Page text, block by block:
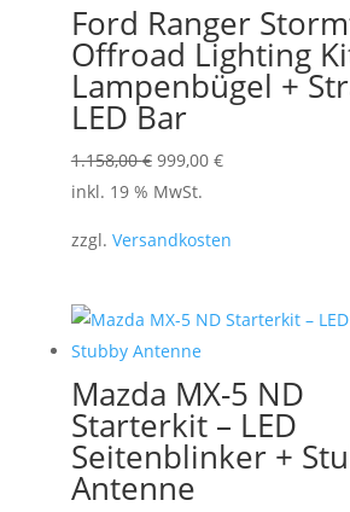
Ford Ranger
Offroad Lighting
Lampenbügel +
LED Bar
1.158,00€ Ursprünglicher
Preis
1.158,00 €
999,00 €Aktueller
999,00 €.
inkl. 19 % MwSt.
zzgl. Versandkosten
Mazda MX-5 ND
Starterkit – LED
Seitenblinker +
Antenne